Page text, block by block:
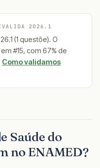
2026.1
(1 questõe). O
#15, com 67% de
Como validamos
Saúde do
no ENAMED?